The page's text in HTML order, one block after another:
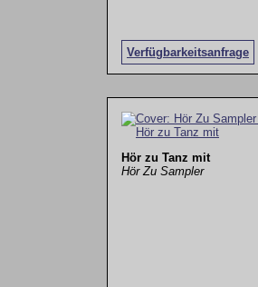
Verfügbarkeitsanfrage
Hör zu Tanz mit
Hör Zu Sampler